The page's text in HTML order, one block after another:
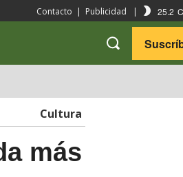
Contacto | Publicidad | 25.2 C
Cultura
más